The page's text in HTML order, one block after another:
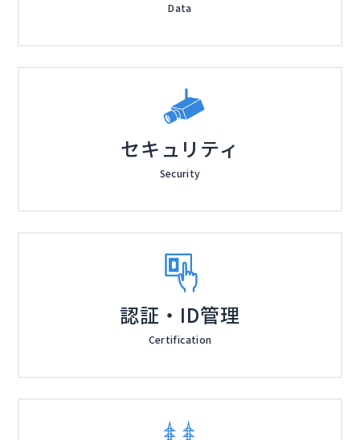
Data
セキュリティ
Security
認証・ID管理
Certification